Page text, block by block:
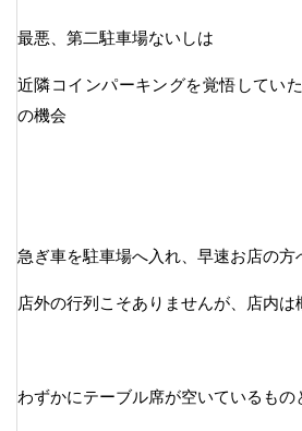
最悪、第二駐車場ないしは
近隣コインパーキングを覚悟してい
の機会
急ぎ車を駐車場へ入れ、早速お店の方
店外の行列こそありませんが、店内は
わずかにテーブル席が空いているもの